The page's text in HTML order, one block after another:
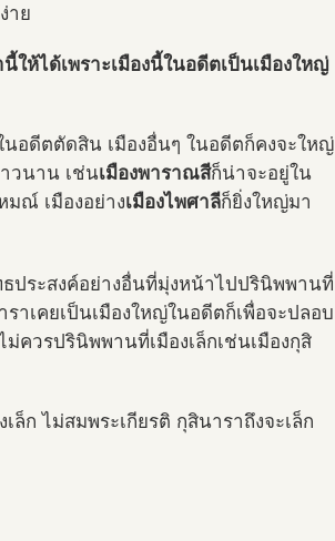
าย
ห้ได้เพราะเมืองนี้ในอดีตเป็นเมืองใหญ่
อดีตตัดสิน เมืองอื่นๆ ในอดีตก็คงจะใหญ่
วนาน เช่นเมืองพาราณสีก็น่าจะอยู่ใน
ณ์ เมืองอย่างเมืองไพศาลีก็ยิ่งใหญ่มา
ประสงค์อย่างอื่นที่มุ่งหน้าไปปรินิพพานที่
าเคยเป็นเมืองใหญ่ในอดีตก็เพื่อจะปลอบ
ควรปรินิพพานที่เมืองเล็กเช่นเมืองกุสิ
ล็ก ไม่สมพระเกียรติ กุสินาราถึงจะเล็ก